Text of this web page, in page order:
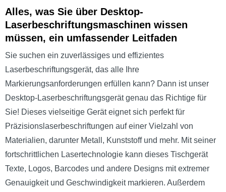
Alles, was Sie über Desktop-
Laserbeschriftungsmaschinen wissen
müssen, ein umfassender Leitfaden
Sie suchen ein zuverlässiges und effizientes
Laserbeschriftungsgerät, das alle Ihre
Markierungsanforderungen erfüllen kann? Dann ist unser
Desktop-Laserbeschriftungsgerät genau das Richtige für
Sie! Dieses vielseitige Gerät eignet sich perfekt für
Präzisionslaserbeschriftungen auf einer Vielzahl von
Materialien, darunter Metall, Kunststoff und mehr. Mit seiner
fortschrittlichen Lasertechnologie kann dieses Tischgerät
Texte, Logos, Barcodes und andere Designs mit extremer
Genauigkeit und Geschwindigkeit markieren. Außerdem